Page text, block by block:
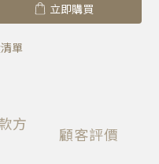
立即購買
單
方
顧客評價